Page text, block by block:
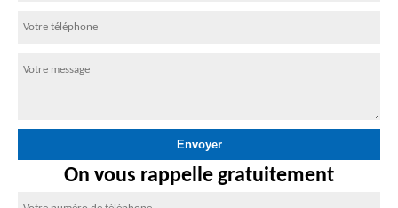
On vous rappelle gratuitement